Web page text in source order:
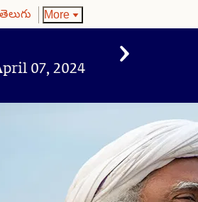
తెలుగు More
07, 2024